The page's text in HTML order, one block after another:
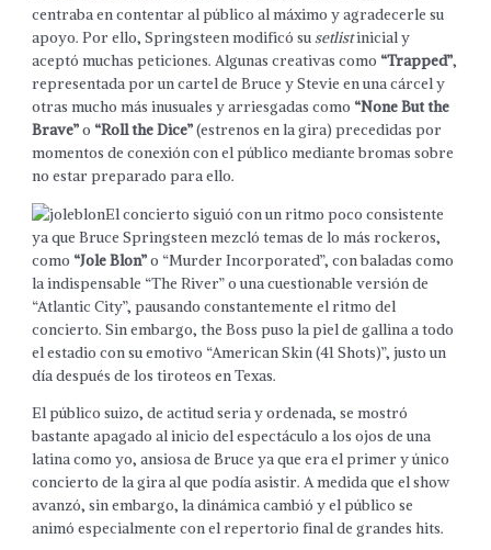
centraba en contentar al público al máximo y agradecerle su
apoyo. Por ello, Springsteen modificó susetlistinicial y
aceptó muchas peticiones. Algunas creativas como “Trapped”,
representada por un cartel de Bruce y Stevie en una cárcel y
otras mucho más inusuales y arriesgadas como “None But the
Brave”o “Roll the Dice”(estrenos en la gira) precedidas por
momentos de conexión con el público mediante bromas sobre
no estar preparado para ello.
El concierto siguió con un ritmo poco consistente
ya que Bruce Springsteen mezcló temas de lo más rockeros,
como “Jole Blon”o “Murder Incorporated”, con baladas como
la indispensable “The River” o una cuestionable versión de
“Atlantic City”, pausando constantemente el ritmo del
concierto. Sin embargo, the Boss puso la piel de gallina a todo
el estadio con su emotivo “American Skin (41 Shots)”, justo un
día después de los tiroteos en Texas.
El público suizo, de actitud seria y ordenada, se mostró
bastante apagado al inicio del espectáculo a los ojos de una
latina como yo, ansiosa de Bruce ya que era el primer y único
concierto de la gira al que podía asistir. A medida que el show
avanzó, sin embargo, la dinámica cambió y el público se
animó especialmente con el repertorio final de grandes hits.